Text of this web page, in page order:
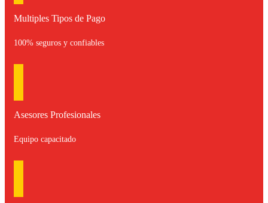
Multiples Tipos de Pago
100% seguros y confiables
Asesores Profesionales
Equipo capacitado